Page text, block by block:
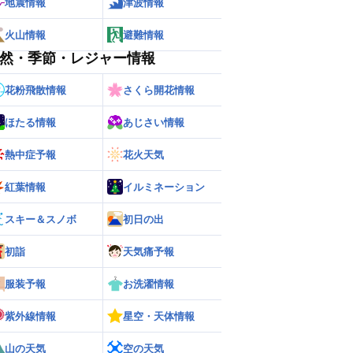
地震情報 津波情報
火山情報 避難情報
・季節・レジャー情報
花粉飛散情報 さくら開花情報
ほたる情報 あじさい情報
熱中症予報 花火天気
紅葉情報 イルミネーション
スキー＆スノボ 初日の出
初詣 天気痛予報
服装予報 お洗濯情報
紫外線情報 星空・天体情報
山の天気 空の天気